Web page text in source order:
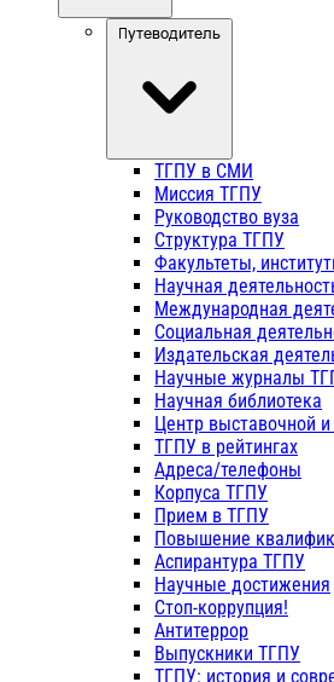
Путеводитель
ТГПУ в СМИ
Миссия ТГПУ
Руководство вуза
Структура ТГПУ
Факультеты,
Научная
Международная
Социальная
Издательская
Научные журналы
Научная библиотека
Центр выставочной
ТГПУ в рейтингах
Адреса/телефоны
Корпуса ТГПУ
Прием в ТГПУ
Повышение
Аспирантура ТГПУ
Научные достижения
Стоп-коррупция!
Антитеррор
Выпускники ТГПУ
ТГПУ: история и